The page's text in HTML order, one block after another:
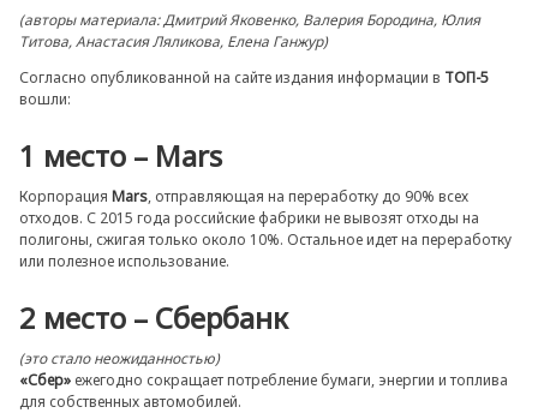
(авторы материала: Дмитрий Яковенко, Валерия Бородина, Юлия
Титова, Анастасия Ляликова, Елена Ганжур)
Согласно опубликованной на сайте издания информации в ТОП-5
вошли:
1 место – Mars
Корпорация Mars, отправляющая на переработку до 90% всех
отходов. С 2015 года российские фабрики не вывозят отходы на
полигоны, сжигая только около 10%. Остальное идет на переработку
или полезное использование.
2 место – Сбербанк
(это стало неожиданностью)
«Сбер» ежегодно сокращает потребление бумаги, энергии и топлива
для собственных автомобилей.